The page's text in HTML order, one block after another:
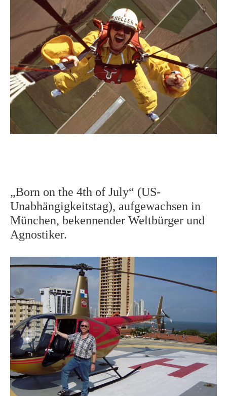
„Born on the 4th of July“ (US-
Unabhängigkeitstag), aufgewachsen in
München, bekennender Weltbürger und
Agnostiker.